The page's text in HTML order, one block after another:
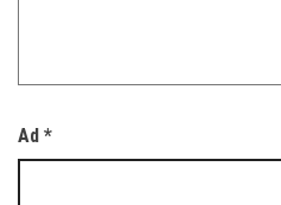
Ad *